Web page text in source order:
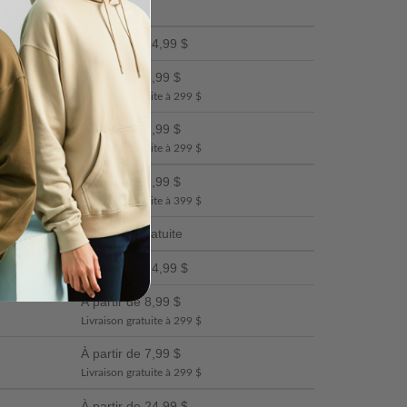
Prix
À partir de 24,99 $
À partir de 8,99 $
Livraison gratuite à 299 $
À partir de 7,99 $
Livraison gratuite à 299 $
À partir de 7,99 $
Livraison gratuite à 399 $
Livraison Gratuite
À partir de 24,99 $
À partir de 8,99 $
Livraison gratuite à 299 $
À partir de 7,99 $
Livraison gratuite à 299 $